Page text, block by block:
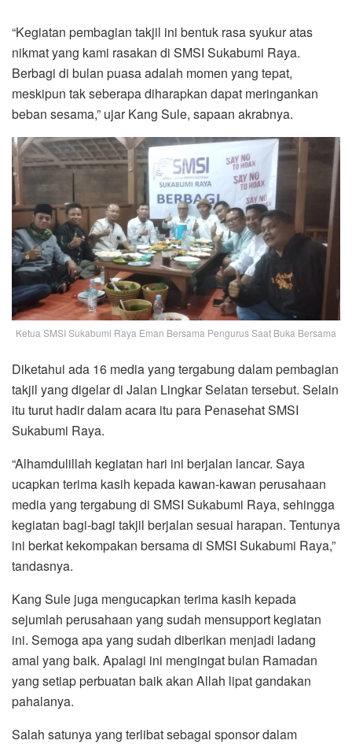
“Kegiatan pembagian takjil ini bentuk rasa syukur atas
nikmat yang kami rasakan di SMSI Sukabumi Raya.
Berbagi di bulan puasa adalah momen yang tepat,
meskipun tak seberapa diharapkan dapat meringankan
beban sesama,” ujar Kang Sule, sapaan akrabnya.
Ketua SMSI Sukabumi Raya Eman Bersama Pengurus Saat Buka Bersama
Diketahui ada 16 media yang tergabung dalam pembagian
takjil yang digelar di Jalan Lingkar Selatan tersebut. Selain
itu turut hadir dalam acara itu para Penasehat SMSI
Sukabumi Raya.
“Alhamdulillah kegiatan hari ini berjalan lancar. Saya
ucapkan terima kasih kepada kawan-kawan perusahaan
media yang tergabung di SMSI Sukabumi Raya, sehingga
kegiatan bagi-bagi takjil berjalan sesuai harapan. Tentunya
ini berkat kekompakan bersama di SMSI Sukabumi Raya,”
tandasnya.
Kang Sule juga mengucapkan terima kasih kepada
sejumlah perusahaan yang sudah mensupport kegiatan
ini. Semoga apa yang sudah diberikan menjadi ladang
amal yang baik. Apalagi ini mengingat bulan Ramadan
yang setiap perbuatan baik akan Allah lipat gandakan
pahalanya.
Salah satunya yang terlibat sebagai sponsor dalam